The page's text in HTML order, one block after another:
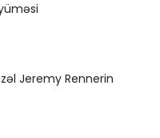
Jeremy Rennerin